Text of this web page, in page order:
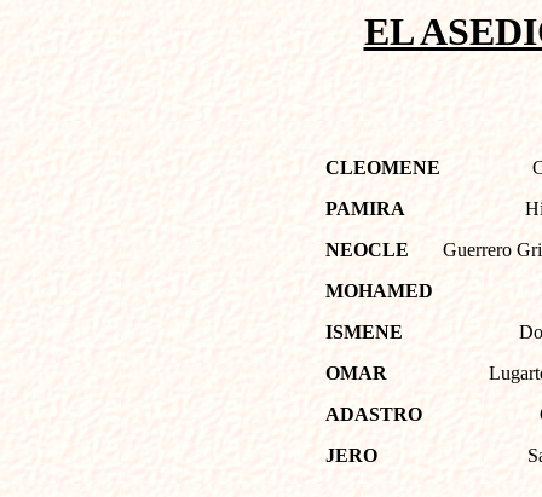
EL
CLEOMENE
PAMIRA
NEOCLE
MOHAMED
ISMENE
OMAR
ADASTRO
JERO
Guerrero